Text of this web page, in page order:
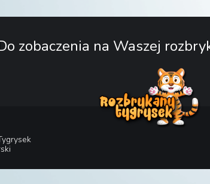
zobaczenia na Waszej